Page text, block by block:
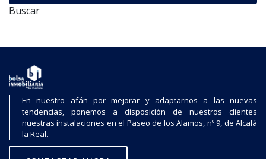
Buscar
En nuestro afán por mejorar y adaptarnos a las nuevas
tendencias, ponemos a disposición de nuestros clientes
nuestras instalaciones en el Paseo de los Alamos, nº 9, de Alcalá
la Real.